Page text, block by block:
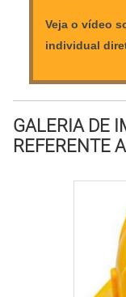
Veja o vídeo
individual
GALERIA DE
REFERENTE